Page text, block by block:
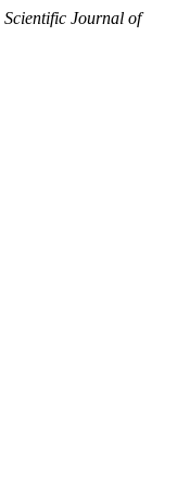
Scientific Journal of